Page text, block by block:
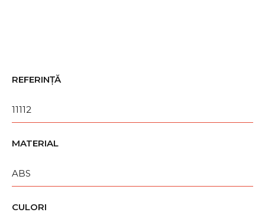
REFERINȚĂ
11112
MATERIAL
ABS
CULORI